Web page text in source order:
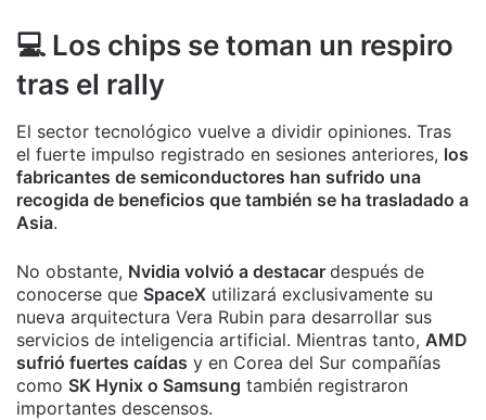
💻 Los chips se toman un respiro
tras el rally
El sector tecnológico vuelve a dividir opiniones. Tras
el fuerte impulso registrado en sesiones anteriores, los
fabricantes de semiconductores han sufrido una
recogida de beneficios que también se ha trasladado a
Asia.
No obstante, Nvidia volvió a destacar después de
conocerse que SpaceX utilizará exclusivamente su
nueva arquitectura Vera Rubin para desarrollar sus
servicios de inteligencia artificial. Mientras tanto, AMD
sufrió fuertes caídas y en Corea del Sur compañías
como SK Hynix o Samsung también registraron
importantes descensos.